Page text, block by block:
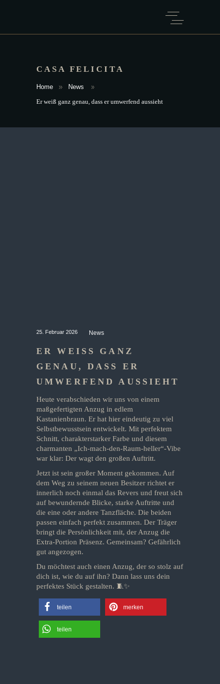
CASA FELICITA
Home News
Er weiß ganz genau, dass er umwerfend aussieht
25. Februar 2026 News
ER WEISS GANZ G
ENAU, DASS ER U
MWERFEND AUSSIEHT
Heute verabschieden wir uns von einem
maßgefertigten Anzug in edlem
Kastanienbraun. Er hat hier eindeutig zu viel
Selbstbewusstsein entwickelt. Mit perfektem
Schnitt, charakterstarker Farbe und diesem
charmanten „Ich-mach-den-Raum-heller“-Vibe
war klar: Der wagt den großen Auftritt.
Jetzt ist sein großer Moment gekommen. Auf
dem Weg zu seinem neuen Besitzer richtet er
innerlich noch einmal das Revers und freut sich
auf bewundernde Blicke, starke Auftritte und
die eine oder andere Tanzfläche. Die beiden
passen einfach perfekt zusammen. Der Träger
bringt die Persönlichkeit mit, der Anzug die
Extra-Portion Präsenz. Gemeinsam? Gefährlich
gut angezogen.
Du möchtest auch einen Anzug, der so stolz auf
dich ist, wie du auf ihn? Dann lass uns dein
perfektes Stück gestalten. 🧵✨
teilen merken
teilen